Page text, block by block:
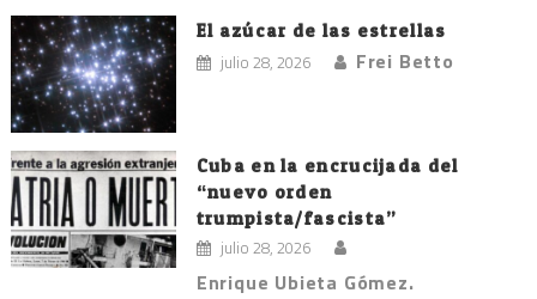
El azúcar de las estrellas
julio 28, 2026 Frei Betto
Cuba en la encrucijada del
“nuevo orden
trumpista/fascista”
julio 28, 2026
Enrique Ubieta Gómez.